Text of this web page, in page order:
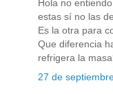
Hola no
estas sí no las
Es la otra para
Que diferencia
refrigera la
27 de